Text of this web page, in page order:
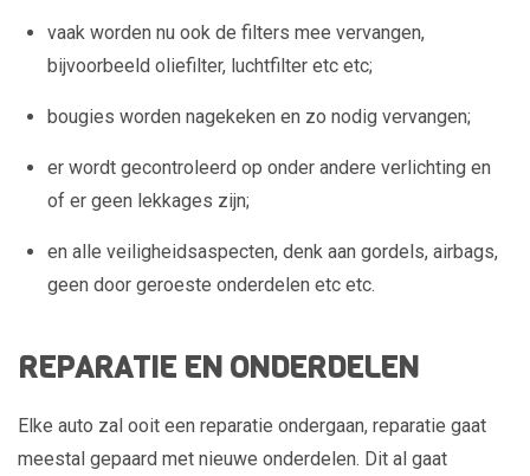
vaak worden nu ook de filters mee vervangen,
bijvoorbeeld oliefilter, luchtfilter etc etc;
bougies worden nagekeken en zo nodig vervangen;
er wordt gecontroleerd op onder andere verlichting en
of er geen lekkages zijn;
en alle veiligheidsaspecten, denk aan gordels, airbags,
geen door geroeste onderdelen etc etc.
REPARATIE EN ONDERDELEN
Elke auto zal ooit een reparatie ondergaan, reparatie gaat
meestal gepaard met nieuwe onderdelen. Dit al gaat